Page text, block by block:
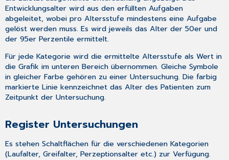
Entwicklungsalter wird aus den erfüllten Aufgaben
abgeleitet, wobei pro Altersstufe mindestens eine Aufgabe
gelöst werden muss. Es wird jeweils das Alter der 50er und
der 95er Perzentile ermittelt.
Für jede Kategorie wird die ermittelte Altersstufe als Wert in
die Grafik im unteren Bereich übernommen. Gleiche Symbole
in gleicher Farbe gehören zu einer Untersuchung. Die farbig
markierte Linie kennzeichnet das Alter des Patienten zum
Zeitpunkt der Untersuchung.
Register Untersuchungen
Es stehen Schaltflächen für die verschiedenen Kategorien
(Laufalter, Greifalter, Perzeptionsalter etc.) zur Verfügung.